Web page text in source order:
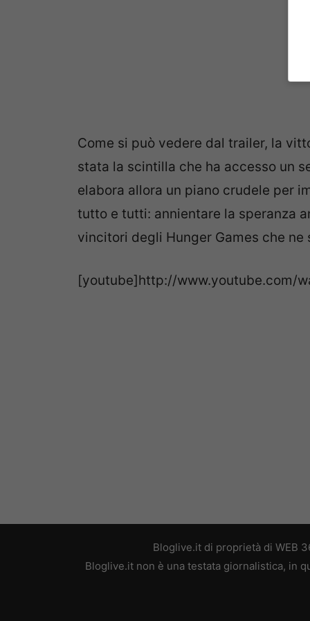
Come si può vedere dal trailer, la
stata la scintilla che ha accesso un
elabora allora un piano crudele per
tutto e tutti: annientare la speranza
vincitori degli Hunger Games che ne
[youtube]http://www.youtube.com/
Bloglive.it di proprietà di WEB
Bloglive.it non è una testata giornalistica, in